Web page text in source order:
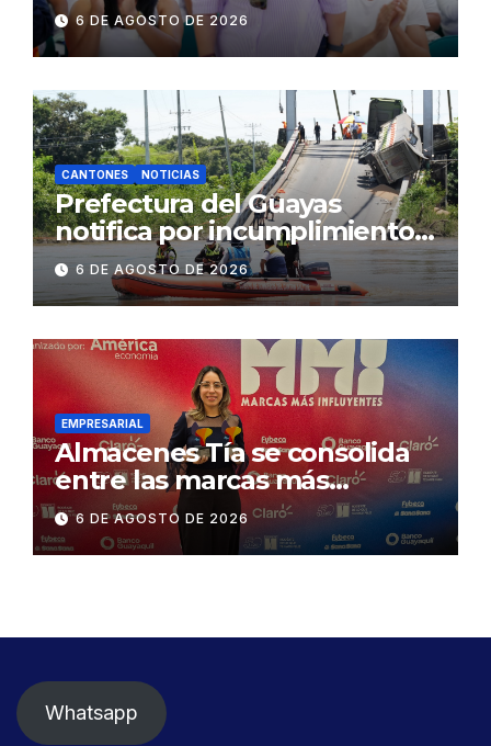
fenómeno de El Niño:
Gobierno Nacional capacita a
2.500 jóvenes
6 DE AGOSTO DE 2026
CANTONES NOTICIAS
Prefectura del Guayas
notifica por incumplimiento
contractual a la
Concesionaria CONORTE y
exige celeridad en
desmontaje del puente
Gonzalo Icaza Cornejo, en
Daule
6 DE AGOSTO DE 2026
EMPRESARIAL
Almacenes Tía se consolida
entre las marcas más
influyentes del Ecuador
6 DE AGOSTO DE 2026
Whatsapp